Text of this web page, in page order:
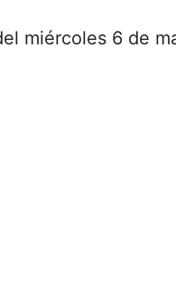
miércoles 6 de